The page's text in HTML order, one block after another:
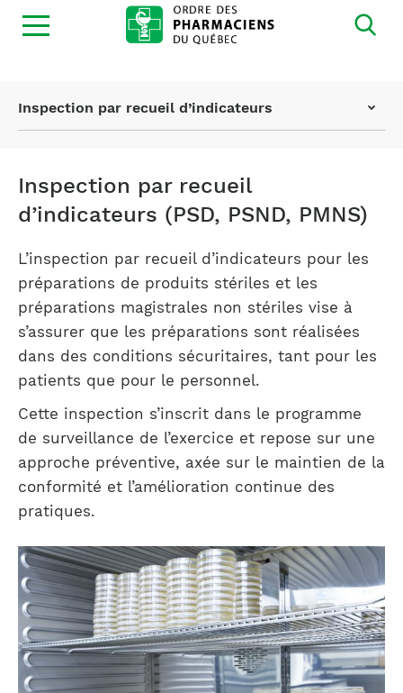
Ouvrir
la
Page
Inspection par recueil d’indicateurs
Inspection par recueil
d’indicateurs (PSD, PSND, PMNS)
L’inspection par recueil d’indicateurs pour les
préparations de produits stériles et les
préparations magistrales non stériles vise à
s’assurer que les préparations sont réalisées
dans des conditions sécuritaires, tant pour les
patients que pour le personnel.
Cette inspection s’inscrit dans le programme
de surveillance de l’exercice et repose sur une
approche préventive, axée sur le maintien de la
conformité et l’amélioration continue des
pratiques.